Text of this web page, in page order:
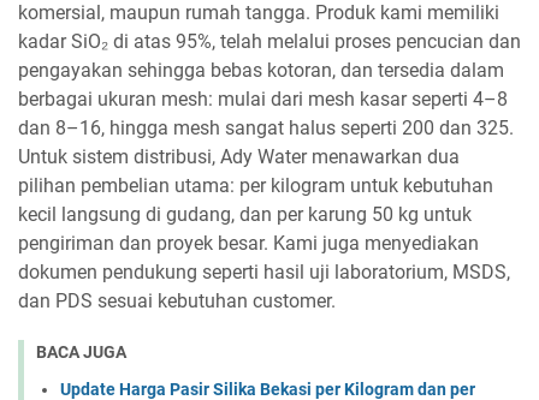
komersial, maupun rumah tangga. Produk kami memiliki
kadar SiO₂ di atas 95%, telah melalui proses pencucian dan
pengayakan sehingga bebas kotoran, dan tersedia dalam
berbagai ukuran mesh: mulai dari mesh kasar seperti 4–8
dan 8–16, hingga mesh sangat halus seperti 200 dan 325.
Untuk sistem distribusi, Ady Water menawarkan dua
pilihan pembelian utama: per kilogram untuk kebutuhan
kecil langsung di gudang, dan per karung 50 kg untuk
pengiriman dan proyek besar. Kami juga menyediakan
dokumen pendukung seperti hasil uji laboratorium, MSDS,
dan PDS sesuai kebutuhan customer.
BACA JUGA
Update Harga Pasir Silika Bekasi per Kilogram dan per